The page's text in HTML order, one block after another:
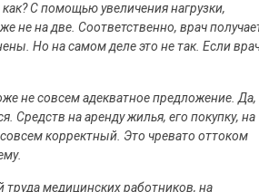
С помощью увеличения нагрузки,
не на две. Соответственно, врач
Но на самом деле это не так. Если
не совсем адекватное предложение. Да,
Средств на аренду жилья, его покупку, на
корректный. Это чревато оттоком
труда медицинских работников, на